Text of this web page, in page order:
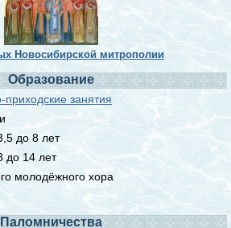
Новосибирской митрополии
Образование
занятия
до 8 лет
до 14 лет
молодёжного хора
Паломничества